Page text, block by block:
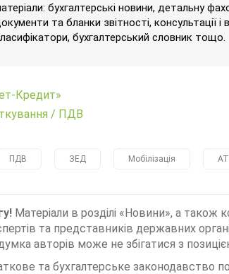
бухгалтерські новини, детальну
та бланки звітності, консультації і
бухгалтерський словник тощо.
Кредит»
/ ПДВ
ПДВ ЗЕД Мобілізація
Матеріали в розділі «Новини», а також
та представників державних
авторів може не збігатися з
та бухгалтерське законодавство